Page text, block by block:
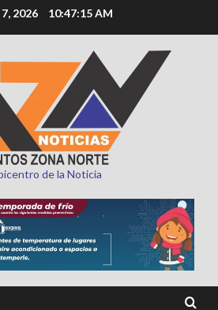
2026 10:47:16 AM
de la Noticia